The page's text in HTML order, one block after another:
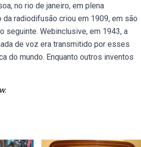
no rio de janeiro, em plena
radiodifusão criou em 1909, em são
seguinte. Webinclusive, em 1943, a
de voz era transmitido por esses
do mundo. Enquanto outros inventos